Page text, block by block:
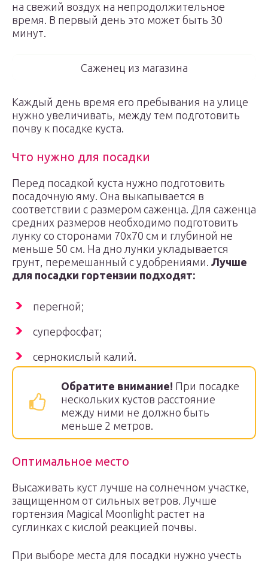
на свежий воздух на непродолжительное
время. В первый день это может быть 30
минут.
Саженец из магазина
Каждый день время его пребывания на улице
нужно увеличивать, между тем подготовить
почву к посадке куста.
Что нужно для посадки
Перед посадкой куста нужно подготовить
посадочную яму. Она выкапывается в
соответствии с размером саженца. Для саженца
средних размеров необходимо подготовить
лунку со сторонами 70х70 см и глубиной не
меньше 50 см. На дно лунки укладывается
грунт, перемешанный с удобрениями. Лучше
для посадки гортензии подходят:
перегной;
суперфосфат;
сернокислый калий.
Обратите внимание! При посадке
нескольких кустов расстояние
между ними не должно быть
меньше 2 метров.
Оптимальное место
Высаживать куст лучше на солнечном участке,
защищенном от сильных ветров. Лучше
гортензия Magical Moonlight растет на
суглинках с кислой реакцией почвы.
При выборе места для посадки нужно учесть